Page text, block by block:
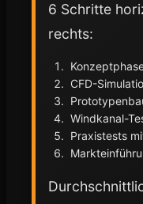
6 Schritte
rechts:
CFD-
Windkanal-
Praxistests